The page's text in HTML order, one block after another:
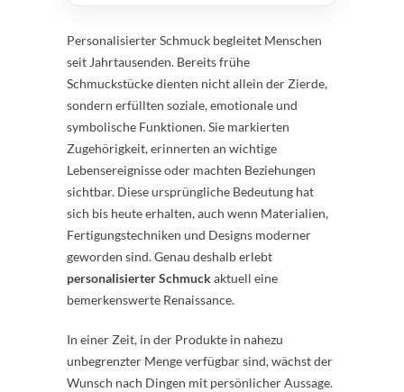
Personalisierter Schmuck begleitet Menschen
seit Jahrtausenden. Bereits frühe
Schmuckstücke dienten nicht allein der Zierde,
sondern erfüllten soziale, emotionale und
symbolische Funktionen. Sie markierten
Zugehörigkeit, erinnerten an wichtige
Lebensereignisse oder machten Beziehungen
sichtbar. Diese ursprüngliche Bedeutung hat
sich bis heute erhalten, auch wenn Materialien,
Fertigungstechniken und Designs moderner
geworden sind. Genau deshalb erlebt
personalisierter Schmuckaktuell eine
bemerkenswerte Renaissance.
In einer Zeit, in der Produkte in nahezu
unbegrenzter Menge verfügbar sind, wächst der
Wunsch nach Dingen mit persönlicher Aussage.